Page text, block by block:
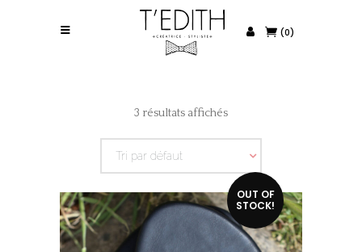
(0)
3 résultats affichés
Tri par défaut
OUT OF
STOCK!